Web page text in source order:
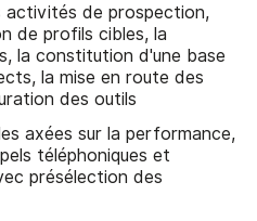
activités de prospection,
de profils cibles, la
la constitution d'une base
la mise en route des
des outils
axées sur la performance,
téléphoniques et
présélection des